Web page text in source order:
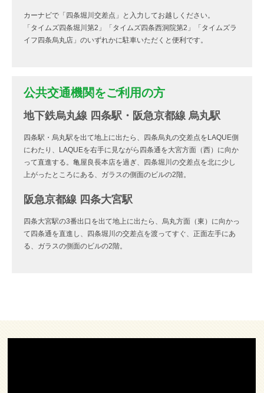
カーナビで「四条堀川交差点」と入力してお越しください。
「タイムズ四条堀川第2」「タイムズ四条西洞院第2」「タイムズラ
イフ四条烏丸店」のいずれかに駐車いただくと便利です。
公共交通機関をご利用の方
地下鉄烏丸線 四条駅・阪急京都線 烏丸駅
四条駅・烏丸駅を出て地上に出たら、四条烏丸の交差点をLAQUE側
にわたり、LAQUEを右手に見ながら四条通を大宮方面（西）に向か
って直進する。亀屋良長本店を過ぎ、四条堀川の交差点を北に少し
上がったところにある、ガラスの側面のビルの2階。
阪急京都線 四条大宮駅
四条大宮駅の3番出口を出て地上に出たら、烏丸方面（東）に向かっ
て四条通を直進し、四条堀川の交差点を渡ってすぐ、正面左手にあ
る、ガラスの側面のビルの2階。